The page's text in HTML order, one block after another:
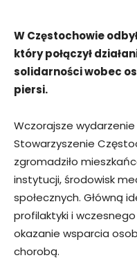
W Częstochowie
który połączył
solidarności wobec
piersi.
Wczorajsze
Stowarzyszenie
zgromadziło
instytucji, środowisk
społecznych. Główną
profilaktyki i
okazanie wsparcia
chorobą.